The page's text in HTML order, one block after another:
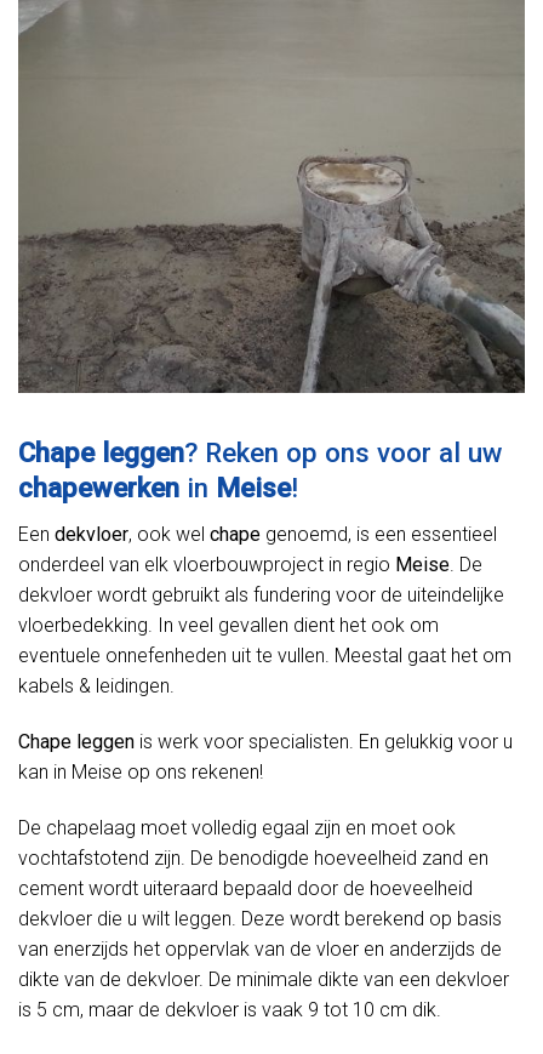
Chape leggen? Reken op ons voor al uw
chapewerken in Meise!
Een dekvloer, ook wel chape genoemd, is een essentieel
onderdeel van elk vloerbouwproject in regio Meise. De
dekvloer wordt gebruikt als fundering voor de uiteindelijke
vloerbedekking. In veel gevallen dient het ook om
eventuele onnefenheden uit te vullen. Meestal gaat het om
kabels & leidingen.
Chape leggen is werk voor specialisten. En gelukkig voor u
kan in Meise op ons rekenen!
De chapelaag moet volledig egaal zijn en moet ook
vochtafstotend zijn. De benodigde hoeveelheid zand en
cement wordt uiteraard bepaald door de hoeveelheid
dekvloer die u wilt leggen. Deze wordt berekend op basis
van enerzijds het oppervlak van de vloer en anderzijds de
dikte van de dekvloer. De minimale dikte van een dekvloer
is 5 cm, maar de dekvloer is vaak 9 tot 10 cm dik.